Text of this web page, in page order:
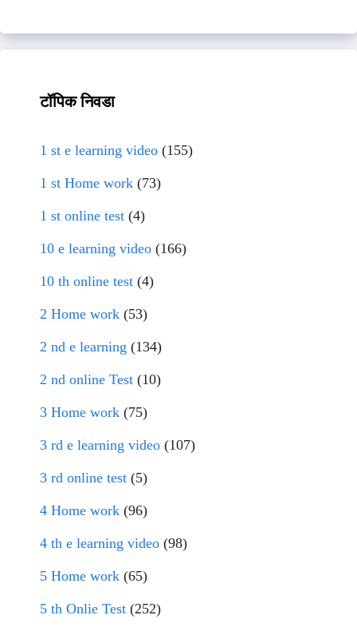
टॉपिक निवडा
1 st e learning video (155)
1 st Home work (73)
1 st online test (4)
10 e learning video (166)
10 th online test (4)
2 Home work (53)
2 nd e learning (134)
2 nd online Test (10)
3 Home work (75)
3 rd e learning video (107)
3 rd online test (5)
4 Home work (96)
4 th e learning video (98)
5 Home work (65)
5 th Onlie Test (252)